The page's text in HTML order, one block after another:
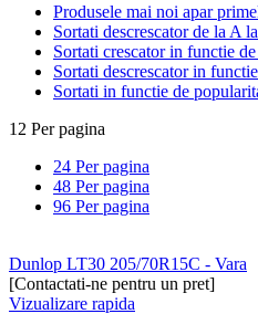
Produsele mai noi apar
Sortati descrescator de la A
Sortati crescator in functie
Sortati descrescator in
Sortati in functie de
12 Per pagina
24 Per pagina
48 Per pagina
96 Per pagina
Dunlop LT30 205/70R15C - Vara
[Contactati-ne pentru un pret]
Vizualizare rapida